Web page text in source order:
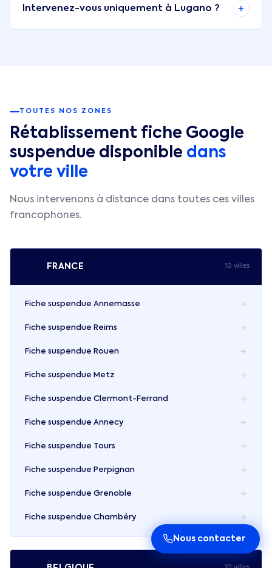
Intervenez-vous uniquement à Lugano ?
TOUTES NOS ZONES
Rétablissement fiche Google
suspendue disponible dans
votre ville
Nous intervenons à distance dans toutes ces villes
francophones.
FRANCE 10 villes
Fiche suspendue Annemasse
Fiche suspendue Reims
Fiche suspendue Rouen
Fiche suspendue Metz
Fiche suspendue Clermont-Ferrand
Fiche suspendue Annecy
Fiche suspendue Tours
Fiche suspendue Perpignan
Fiche suspendue Grenoble
Fiche suspendue Chambéry
Nous contacter